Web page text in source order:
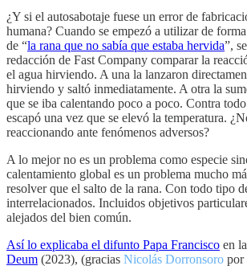
¿Y si el autosabotaje fuese un error de
humana? Cuando se empezó a utilizar de
de “la rana que no sabía que estaba hervida”,
redacción de Fast Company comparar la
el agua hirviendo. A una la lanzaron
hirviendo y saltó inmediatamente. A otra la
que se iba calentando poco a poco. Contra
escapó una vez que se elevó la temperatura.
reaccionando ante fenómenos adversos?
A lo mejor no es un problema como especie
calentamiento global es un problema mucho
resolver que el salto de la rana. Con todo tipo
interrelacionados. Incluidos objetivos
alejados del bien común.
Así lo explicaba el difunto Papa Francisco en
Deum (2023), (gracias Nicolás Dorronsoro por